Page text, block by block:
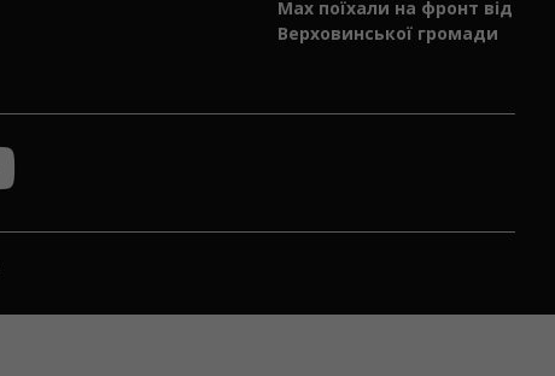
Max поїхали на фронт від
Верховинської громади